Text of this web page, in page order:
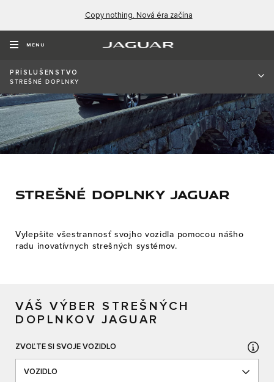
Copy nothing. Nová éra začína
MENU
PRÍSLUŠENSTVO
STREŠNÉ DOPLNKY
STREŠNÉ DOPLNKY JAGUAR
Vylepšite všestrannosť svojho vozidla pomocou nášho
radu inovatívnych strešných systémov.
VÁŠ VÝBER STREŠNÝCH
DOPLNKOV JAGUAR
ZVOĽTE SI SVOJE VOZIDLO
VOZIDLO